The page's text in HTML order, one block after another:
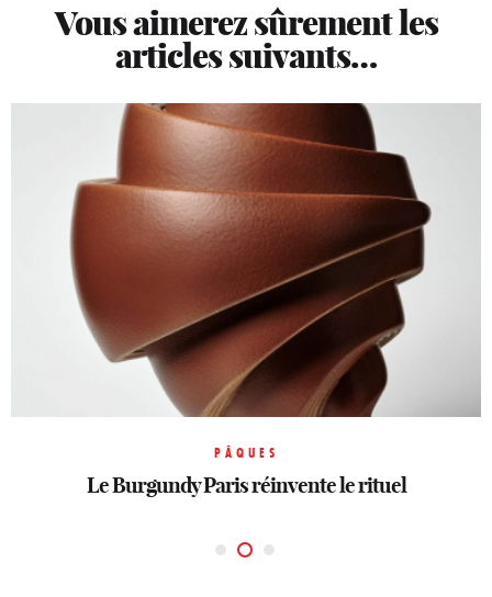
Vous aimerez sûrement les
articles suivants…
PÂQUES
Dior, l’œuf couture du 30 Montaigne
PÂQUES
Le Burgundy Paris réinvente le rituel
HORLOGERIE
LVMH Watch Week: Le temps réinventé